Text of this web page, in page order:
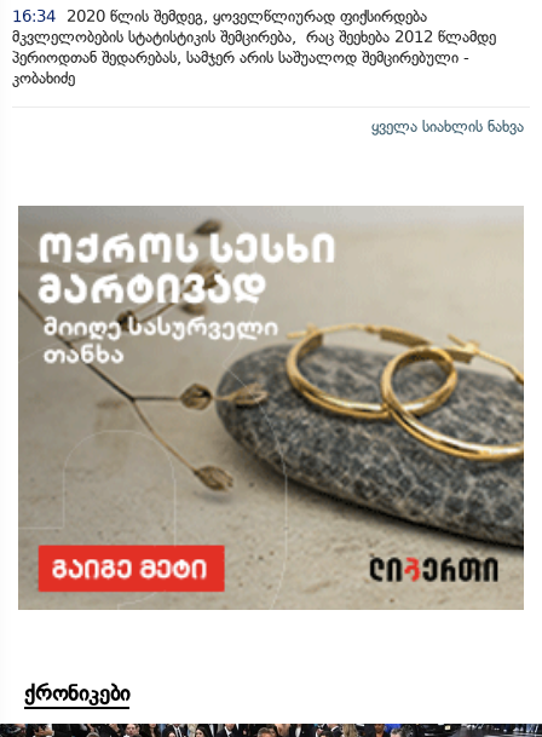
16:34
2020 წლის შემდეგ, ყოველწლიურად ფიქსირდება
მკვლელობების სტატისტიკის შემცირება, რაც შეეხება 2012 წლამდე
პერიოდთან შედარებას, სამჯერ არის საშუალოდ შემცირებული -
კობახიძე
ყველა სიახლის ნახვა
ქრონიკები